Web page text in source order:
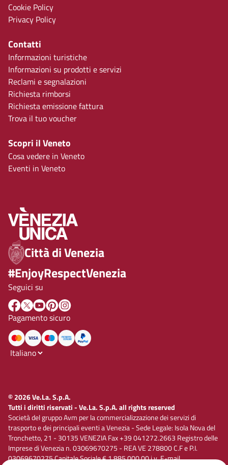
Cookie Policy
Privacy Policy
Contatti
Informazioni turistiche
Informazioni su prodotti e servizi
Reclami e segnalazioni
Richiesta rimborsi
Richiesta emissione fattura
Trova il tuo voucher
Scopri il Veneto
Cosa vedere in Veneto
Eventi in Veneto
Città di Venezia
#EnjoyRespectVenezia
Seguici su
Pagamento sicuro
© 2026 Ve.La. S.p.A.
Tutti i diritti riservati - Ve.La. S.p.A. all rights reserved
Società del gruppo Avm per la commercializzazione dei servizi di
trasporto e dei principali eventi a Venezia - Sede Legale: Isola Nova del
Tronchetto, 21 - 30135 VENEZIA Fax +39 041272.2663 Registro delle
Imprese di Venezia n. 03069670275 - REA VE 278800 C.F e P.I.
03069670275 Capitale Sociale € 1.885.000,00 i.v. E-mail